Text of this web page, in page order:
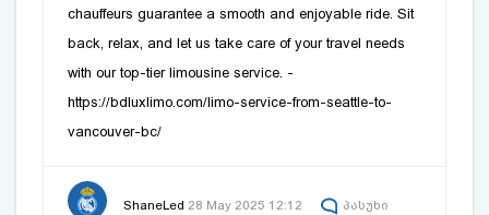
chauffeurs guarantee a smooth and enjoyable ride. Sit
back, relax, and let us take care of your travel needs
with our top-tier limousine service. -
https://bdluxlimo.com/limo-service-from-seattle-to-
vancouver-bc/
ShaneLed 28 May 2025 12:12 პასუხი